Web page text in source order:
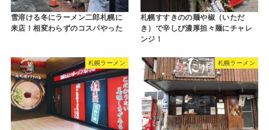
雪溶ける冬にラーメン二郎札幌に
来店！相変わらずのコスパやった
札幌すすきのの麺や椒（いただ
き）で辛しび濃厚担々麺にチャレ
ンジ！
札幌ラーメン 札幌ラーメン